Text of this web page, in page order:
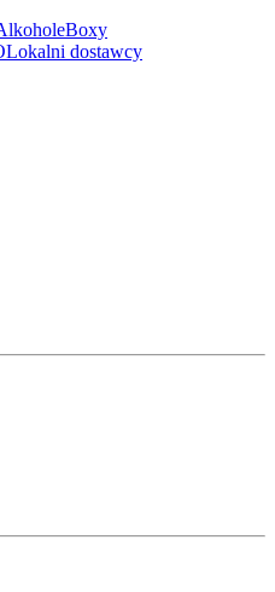
Boxy
Lokalni dostawcy